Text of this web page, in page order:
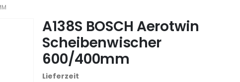
A138S BOSCH Aerotwin
Scheibenwischer
600/400mm
Lieferzeit